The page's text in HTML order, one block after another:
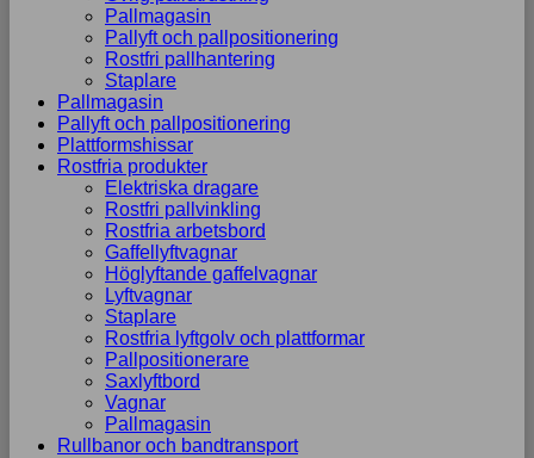
Pallmagasin
Pallyft och pallpositionering
Rostfri pallhantering
Staplare
Pallmagasin
Pallyft och pallpositionering
Plattformshissar
Rostfria produkter
Elektriska dragare
Rostfri pallvinkling
Rostfria arbetsbord
Gaffellyftvagnar
Höglyftande gaffelvagnar
Lyftvagnar
Staplare
Rostfria lyftgolv och plattformar
Pallpositionerare
Saxlyftbord
Vagnar
Pallmagasin
Rullbanor och bandtransport